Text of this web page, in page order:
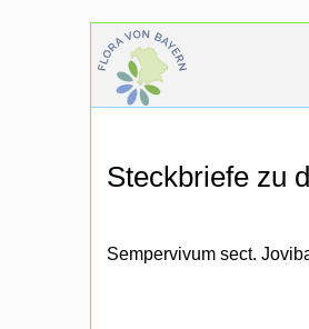
Steckbriefe zu
Sempervivum sect.